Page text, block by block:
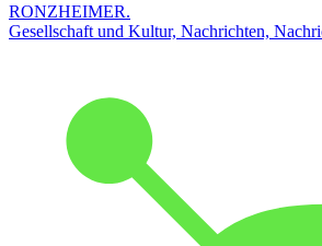
RONZHEIMER.
Gesellschaft und Kultur, Nachrichten,